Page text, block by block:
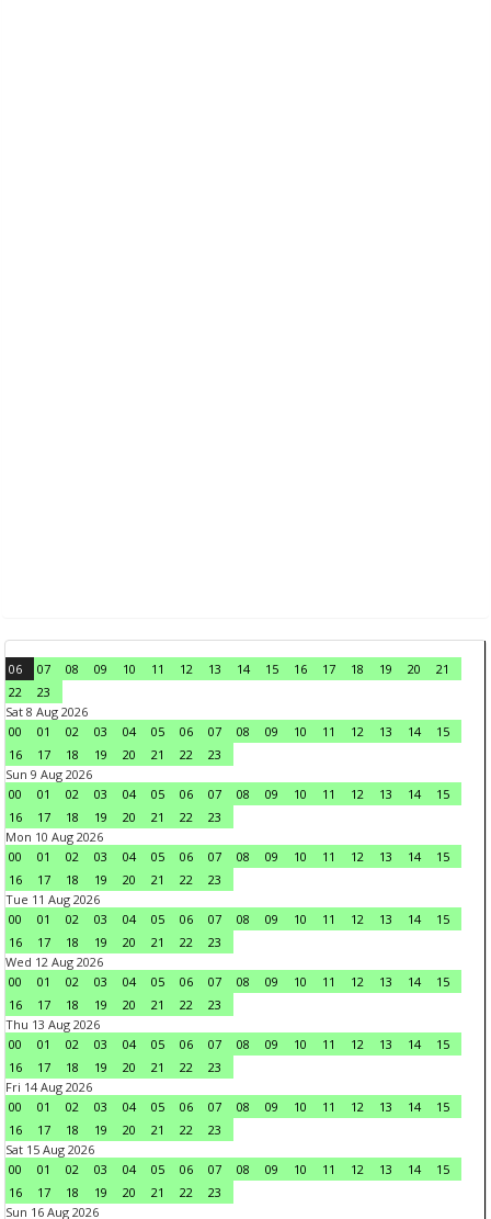
06 07 08 09 10 11 12 13 14 15 16 17 18 19 20
21
22
23
Sat 8 Aug 2026
00
01 02 03 04 05 06 07 08 09 10 11 12 13 14
15
16
17 18 19 20 21 22
23
Sun 9 Aug 2026
00
01 02 03 04 05 06 07 08 09 10 11 12 13 14
15
16
17 18 19 20 21 22
23
Mon 10 Aug 2026
00
01 02 03 04 05 06 07 08 09 10 11 12 13 14
15
16
17 18 19 20 21 22
23
Tue 11 Aug 2026
00
01 02 03 04 05 06 07 08 09 10 11 12 13 14
15
16
17 18 19 20 21 22
23
Wed 12 Aug 2026
00
01 02 03 04 05 06 07 08 09 10 11 12 13 14
15
16
17 18 19 20 21 22
23
Thu 13 Aug 2026
00
01 02 03 04 05 06 07 08 09 10 11 12 13 14
15
16
17 18 19 20 21 22
23
Fri 14 Aug 2026
00
01 02 03 04 05 06 07 08 09 10 11 12 13 14
15
16
17 18 19 20 21 22
23
Sat 15 Aug 2026
00
01 02 03 04 05 06 07 08 09 10 11 12 13 14
15
16
17 18 19 20 21 22
23
Sun 16 Aug 2026